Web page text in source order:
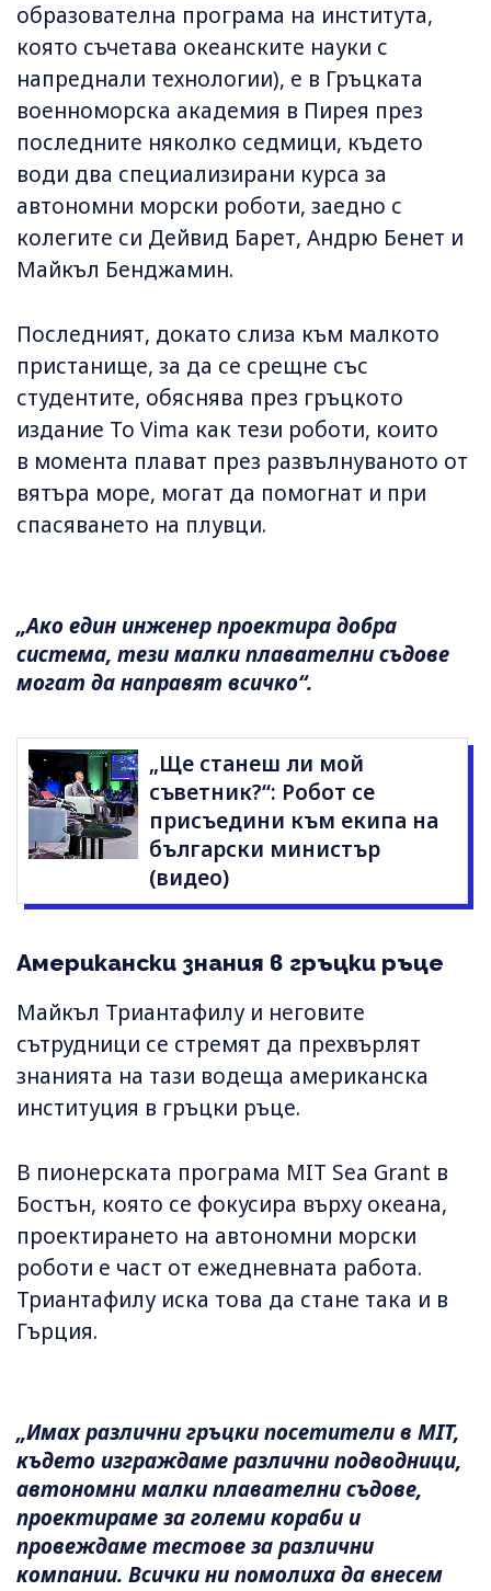
образователна програма на института,
която съчетава океанските науки с
напреднали технологии), е в Гръцката
военноморска академия в Пирея през
последните няколко седмици, където
води два специализирани курса за
автономни морски роботи, заедно с
колегите си Дейвид Барет, Андрю Бенет и
Майкъл Бенджамин.
Последният, докато слиза към малкото
пристанище, за да се срещне със
студентите, обяснява през гръцкото
издание To Vima как тези роботи, които
в момента плават през развълнуваното от
вятъра море, могат да помогнат и при
спасяването на плувци.
„Ако един инженер проектира добра
система, тези малки плавателни съдове
могат да направят всичко“.
„Ще станеш ли мой
съветник?“: Робот се
присъедини към екипа на
български министър
(видео)
Американски знания в гръцки ръце
Майкъл Триантафилу и неговите
сътрудници се стремят да прехвърлят
знанията на тази водеща американска
институция в гръцки ръце.
В пионерската програма MIT Sea Grant в
Бостън, която се фокусира върху океана,
проектирането на автономни морски
роботи е част от ежедневната работа.
Триантафилу иска това да стане така и в
Гърция.
„Имах различни гръцки посетители в MIT,
където изграждаме различни подводници,
автономни малки плавателни съдове,
проектираме за големи кораби и
провеждаме тестове за различни
компании. Всички ни помолиха да внесем